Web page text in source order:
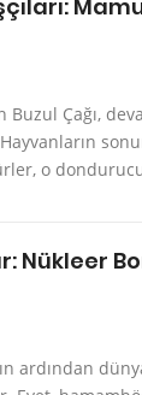
Buzul Çağı,
o
Nükleer
ardından